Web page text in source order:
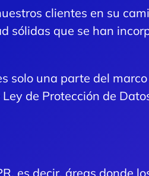
clientes en su
sólidas que se han
solo una parte del
de Protección de
es decir, áreas donde